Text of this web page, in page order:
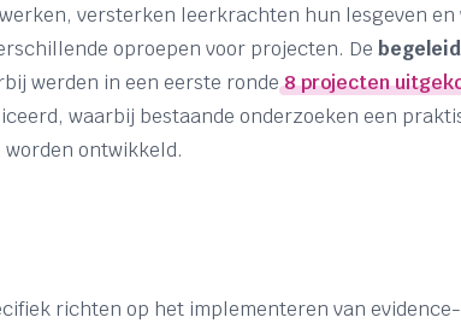
versterken leerkrachten hun lesgeven
oproepen voor projecten. De
werden in een eerste ronde8 projecten
waarbij bestaande onderzoeken een
ontwikkeld.
richten op het implementeren van